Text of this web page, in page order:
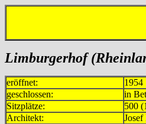
Limburgerhof
eröffnet:
1954
geschlossen:
in
Sitzplätze:
500
Architekt: